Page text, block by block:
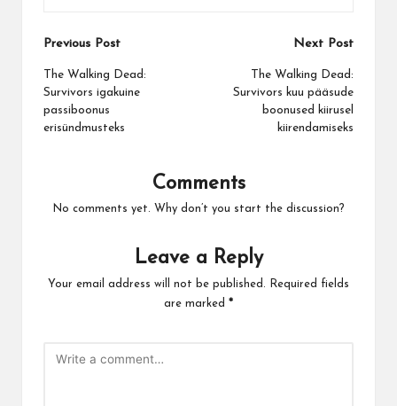
Post
navigation
Previous Post
The Walking Dead:
Survivors igakuine
passiboonus
erisündmusteks
Next Post
The Walking Dead:
Survivors kuu pääsude
boonused kiirusel
kiirendamiseks
Comments
No comments yet. Why don’t you start the discussion?
Leave a Reply
Your email address will not be published.
Required fields
are marked *